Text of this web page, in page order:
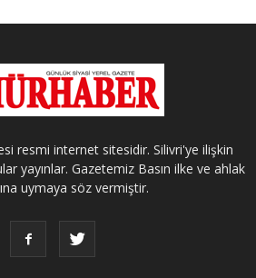
resmi internet sitesidir. Silivri'ye ilişkin
yayınlar. Gazetemiz Basın ilke ve ahlak
uymaya söz vermiştir.